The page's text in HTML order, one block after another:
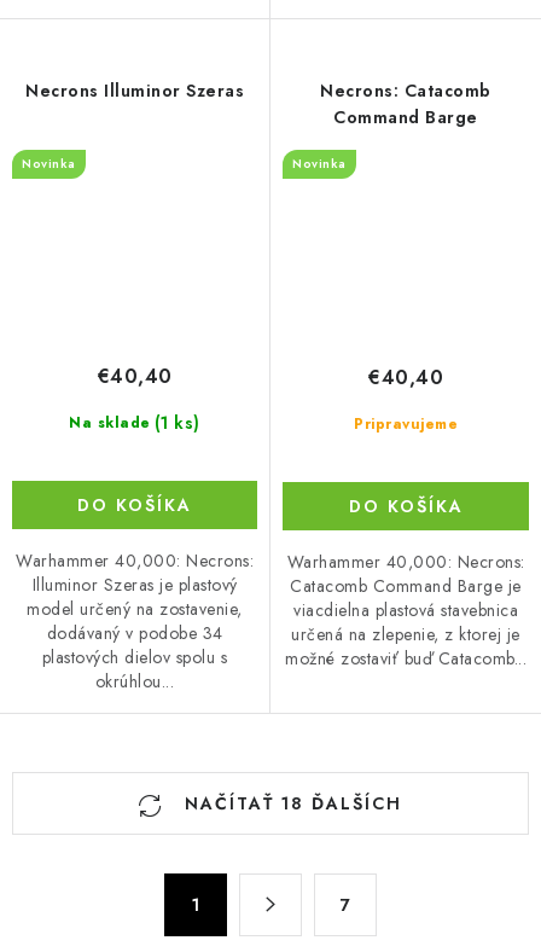
Necrons Illuminor Szeras
Novinka
Na sklade (1 ks)
€40,40
DO KOŠÍKA
Warhammer 40,000: Necrons:
Illuminor Szeras je plastový
model určený na zostavenie,
dodávaný v podobe 34
plastových dielov spolu s
okrúhlou...
Necrons: Catacomb
Command Barge
Novinka
Pripravujeme
€40,40
DO KOŠÍKA
Warhammer 40,000: Necrons:
Catacomb Command Barge je
viacdielna plastová stavebnica
určená na zlepenie, z ktorej je
možné zostaviť buď Catacomb...
NAČÍTAŤ 18 ĎALŠÍCH
1 7